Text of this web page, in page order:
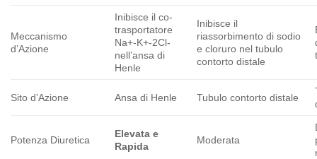
Meccanismo
d’Azione
Inibisce il co-
trasportatore
Na+-K+-2Cl-
nell’ansa di
Henle
Inibisce il
riassorbimento di sodio
e cloruro nel tubulo
contorto distale
Sito d’Azione Ansa di Henle Tubulo contorto distale
Potenza Diuretica
Elevata e
Rapida
Moderata